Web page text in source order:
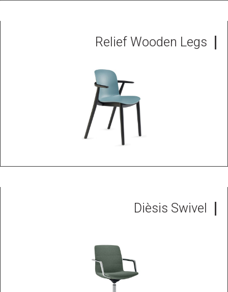
Relief Wooden Legs
Dièsis Swivel